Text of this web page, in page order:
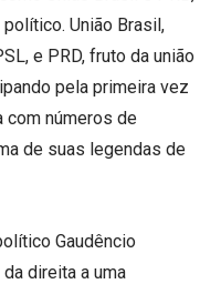
União Brasil,
e PRD, fruto da união
pela primeira vez
números de
de suas legendas de
Gaudêncio
direita a uma